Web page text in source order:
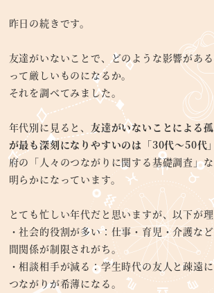
昨日の続きです。
友達がいないことで、どのような影響があ
って厳しいものになるか。
それを調べてみました。
年代別に見ると、 友達がいないことによる
が最も深刻になりやすいのは「30代〜50代
府の「人々のつながりに関する基礎調査」
明らかになっています。
とても忙しい年代だと思いますが、以下が理
・社会的役割が多い：仕事・育児・介護な
間関係が制限されがち。
・相談相手が減る：学生時代の友人と疎遠
つながりが希薄になる。